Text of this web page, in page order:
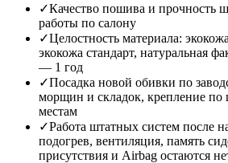
✓Качество пошива и прочность
работы по салону
✓Целостность материала:
экокожа стандарт, натуральная
— 1 год
✓Посадка новой обивки по
морщин и складок, крепление
местам
✓Работа штатных систем после
подогрев, вентиляция, память
присутствия и Airbag остаются